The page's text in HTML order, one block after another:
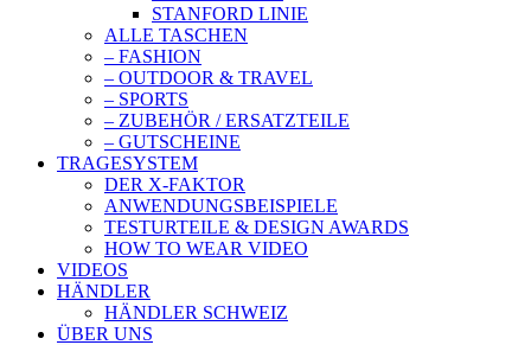
STANFORD LINIE
ALLE TASCHEN
– FASHION
– OUTDOOR & TRAVEL
– SPORTS
– ZUBEHÖR / ERSATZTEILE
– GUTSCHEINE
TRAGESYSTEM
DER X-FAKTOR
ANWENDUNGSBEISPIELE
TESTURTEILE & DESIGN AWARDS
HOW TO WEAR VIDEO
VIDEOS
HÄNDLER
HÄNDLER SCHWEIZ
ÜBER UNS